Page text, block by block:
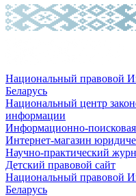
Национальный правовой
Беларусь
Национальный центр
информации
Информационно-
Интернет-магазин
Научно-практический
Детский правовой сайт
Национальный правовой
Беларусь